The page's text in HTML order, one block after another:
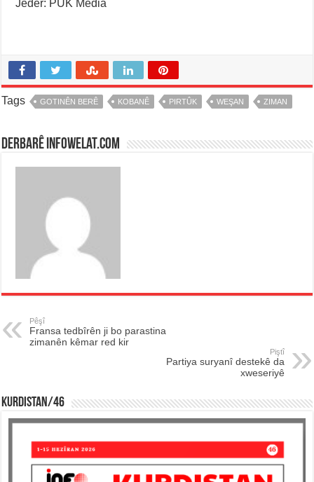
Jêder: PUK Media
Tags GOTINÊN BERÊ KOBANÊ PIRTÛK WEŞAN ZIMAN
Derbarê infowelat.com
Pêşî
Fransa tedbîrên ji bo parastina
zimanên kêmar red kir
Piştî
Partiya suryanî destekê da
xweseriyê
KURDISTAN/46